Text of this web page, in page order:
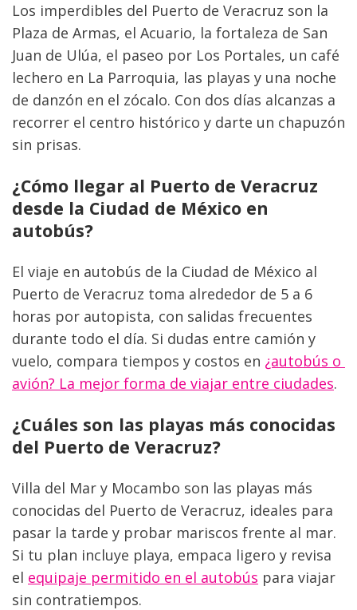
Los imperdibles del Puerto de Veracruz son la
Plaza de Armas, el Acuario, la fortaleza de San
Juan de Ulúa, el paseo por Los Portales, un café
lechero en La Parroquia, las playas y una noche
de danzón en el zócalo. Con dos días alcanzas a
recorrer el centro histórico y darte un chapuzón
sin prisas.
¿Cómo llegar al Puerto de Veracruz
desde la Ciudad de México en
autobús?
El viaje en autobús de la Ciudad de México al
Puerto de Veracruz toma alrededor de 5 a 6
horas por autopista, con salidas frecuentes
durante todo el día. Si dudas entre camión y
vuelo, compara tiempos y costos en ¿autobús o
avión? La mejor forma de viajar entre ciudades.
¿Cuáles son las playas más conocidas
del Puerto de Veracruz?
Villa del Mar y Mocambo son las playas más
conocidas del Puerto de Veracruz, ideales para
pasar la tarde y probar mariscos frente al mar.
Si tu plan incluye playa, empaca ligero y revisa
el equipaje permitido en el autobús para viajar
sin contratiempos.